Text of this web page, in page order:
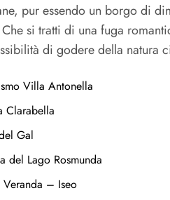
pur essendo un borgo di
si tratti di una fuga
di godere della natura
Villa Antonella
Clarabella
Gal
del Lago Rosmunda
Veranda – Iseo